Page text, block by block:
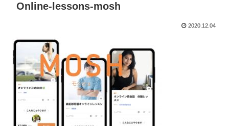
Online-lessons-mosh
2020.12.04